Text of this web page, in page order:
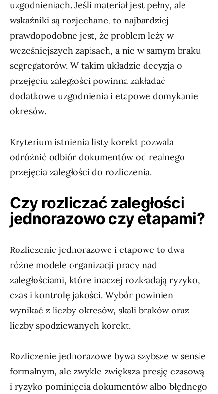
uzgodnieniach. Jeśli materiał jest pełny, ale
wskaźniki są rozjechane, to najbardziej
prawdopodobne jest, że problem leży w
wcześniejszych zapisach, a nie w samym braku
segregatorów. W takim układzie decyzja o
przejęciu zaległości powinna zakładać
dodatkowe uzgodnienia i etapowe domykanie
okresów.
Kryterium istnienia listy korekt pozwala
odróżnić odbiór dokumentów od realnego
przejęcia zaległości do rozliczenia.
Czy rozliczać zaległości
jednorazowo czy etapami?
Rozliczenie jednorazowe i etapowe to dwa
różne modele organizacji pracy nad
zaległościami, które inaczej rozkładają ryzyko,
czas i kontrolę jakości. Wybór powinien
wynikać z liczby okresów, skali braków oraz
liczby spodziewanych korekt.
Rozliczenie jednorazowe bywa szybsze w sensie
formalnym, ale zwykle zwiększa presję czasową
i ryzyko pominięcia dokumentów albo błędnego